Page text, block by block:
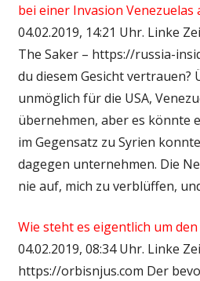
bei einer Invasion Venezuelas
04.02.2019, 14:21 Uhr. Linke
The Saker – https://russia-
du diesem Gesicht vertrauen?
unmöglich für die USA,
übernehmen, aber es könnte
im Gegensatz zu Syrien
dagegen unternehmen. Die
nie auf, mich zu verblüffen,
Wie steht es eigentlich um
04.02.2019, 08:34 Uhr. Linke
https://orbisnjus.com Der